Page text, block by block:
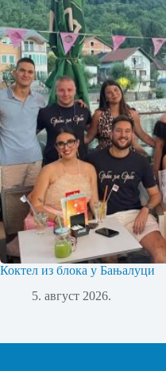
Коктел из блока у Бањалуци
5. август 2026.